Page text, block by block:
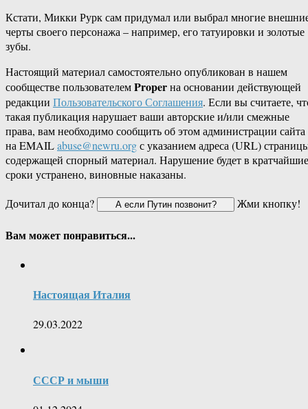
Кстати, Микки Рурк сам придумал или выбрал многие
черты своего персонажа – например, его татуировки и золотые
зубы.
Настоящий материал самостоятельно опубликован в нашем
сообществе пользователемProperна основании действующей
редакции Пользовательского Соглашения. Если вы считаете,
такая публикация нарушает ваши авторские и/или смежные
права, вам необходимо сообщить об этом администрации сайта
на EMAILabuse@newru.orgс указанием адреса (URL)
содержащей спорный материал. Нарушение будет в кратчайшие
сроки устранено, виновные наказаны.
Дочитал до конца?
Жми кнопку!
Вам может понравиться...
Настоящая Италия
29.03.2022
СССР и мыши